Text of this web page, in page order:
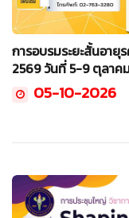
การอบรมระยะสั้นอายุ
2569 วันที่ 5-9 ตุลาค
05-10-2026